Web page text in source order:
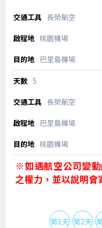
長榮航空
桃園機場
巴里島機場
5
長榮航空
巴里島機場
桃園機場
※如遇航空公司變
之權力，並以說明會
第1天 第2天